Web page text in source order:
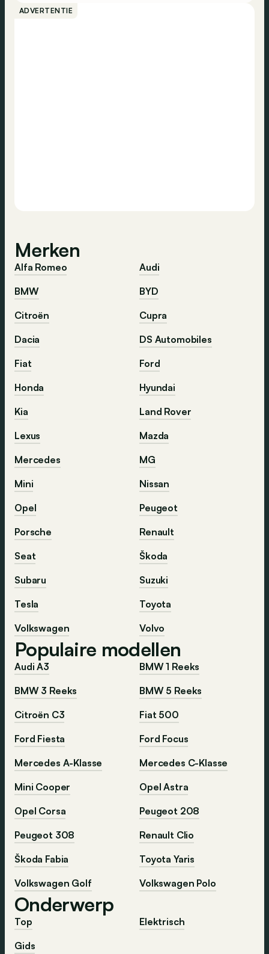
ADVERTENTIE
Merken
Alfa Romeo
Audi
BMW
BYD
Citroën
Cupra
Dacia
DS Automobiles
Fiat
Ford
Honda
Hyundai
Kia
Land Rover
Lexus
Mazda
Mercedes
MG
Mini
Nissan
Opel
Peugeot
Porsche
Renault
Seat
Škoda
Subaru
Suzuki
Tesla
Toyota
Volkswagen
Volvo
Populaire modellen
Audi A3
BMW 1 Reeks
BMW 3 Reeks
BMW 5 Reeks
Citroën C3
Fiat 500
Ford Fiesta
Ford Focus
Mercedes A-Klasse
Mercedes C-Klasse
Mini Cooper
Opel Astra
Opel Corsa
Peugeot 208
Peugeot 308
Renault Clio
Škoda Fabia
Toyota Yaris
Volkswagen Golf
Volkswagen Polo
Onderwerp
Top
Elektrisch
Gids